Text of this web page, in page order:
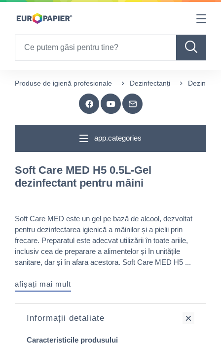
Table Of Content
Produse de igienă profesionale Dezinfectanți
app.categories
Soft Care MED H5 0.5L-Gel
dezinfectant pentru mâini
Soft Care MED este un gel pe bază de alcool, dezvoltat
pentru dezinfectarea igienică a mâinilor și a pielii prin
frecare. Preparatul este adecvat utilizării în toate ariile,
inclusiv cea de preparare a alimentelor și în unitățile
sanitare, dar și în afara acestora. Soft Care MED H5 ...
afișați mai mult
Informații detaliate
Caracteristicile produsului